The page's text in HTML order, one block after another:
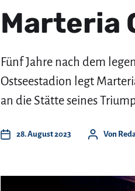
Marteria
Fünf Jahre nach dem
Ostseestadion legt
an die Stätte seines
28. August 2023 Von